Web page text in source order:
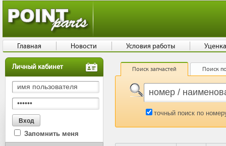
Личный кабинет
Запомнить меня
Поиск запчастей Поиск
точный поиск по
Главная Новости Условия работы